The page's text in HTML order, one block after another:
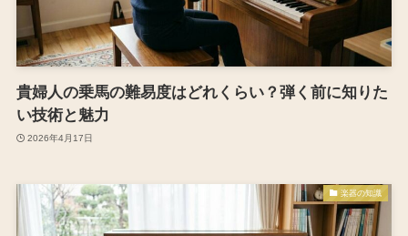
貴婦人の乗馬の難易度はどれくらい？弾く前に知りた
い技術と魅力
2026年4月17日
楽器の知識